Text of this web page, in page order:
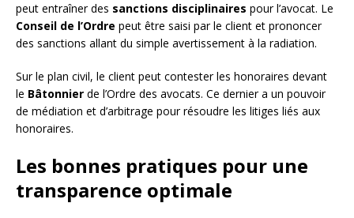
peut entraîner des sanctions disciplinaires pour l’avocat. Le
Conseil de l’Ordre peut être saisi par le client et prononcer
des sanctions allant du simple avertissement à la radiation.
Sur le plan civil, le client peut contester les honoraires devant
le Bâtonnier de l’Ordre des avocats. Ce dernier a un pouvoir
de médiation et d’arbitrage pour résoudre les litiges liés aux
honoraires.
Les bonnes pratiques pour une
transparence optimale